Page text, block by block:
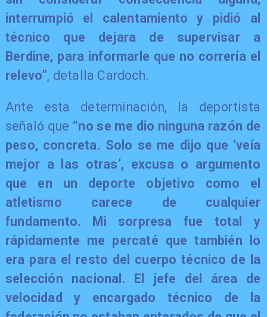
interrumpió el calentamiento y pidió al
técnico que dejara de supervisar a
Berdine, para informarle que no correría el
relevo”, detalla Cardoch.
Ante esta determinación, la deportista
señaló que “no se me dio ninguna razón de
peso, concreta. Solo se me dijo que ‘veía
mejor a las otras’, excusa o argumento
que en un deporte objetivo como el
atletismo carece de cualquier
fundamento. Mi sorpresa fue total y
rápidamente me percaté que también lo
era para el resto del cuerpo técnico de la
selección nacional. El jefe del área de
velocidad y encargado técnico de la